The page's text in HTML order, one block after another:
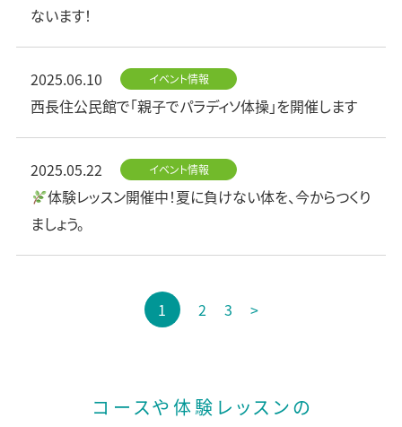
ないます！
2025.06.10 イベント情報
西長住公民館で「親子でパラディソ体操」を開催します
2025.05.22 イベント情報
体験レッスン開催中！夏に負けない体を、今からつくり
ましょう。
1 2 3 >
コースや体験レッスンの